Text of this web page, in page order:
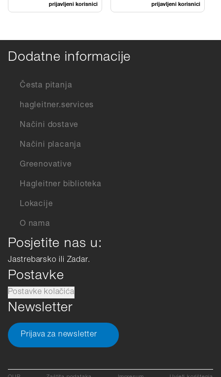
prijavljeni korisnici
prijavljeni korisnici
Dodatne informacije
Česta pitanja
hagleitner.services
Načini dostave
Načini placanja
Greenovative
Hagleitner biblioteka
Lokacije
O nama
Posjetite nas u:
Jastrebarsko ili Zadar.
Postavke
Postavke kolačića
Newsletter
Prijava za newsletter